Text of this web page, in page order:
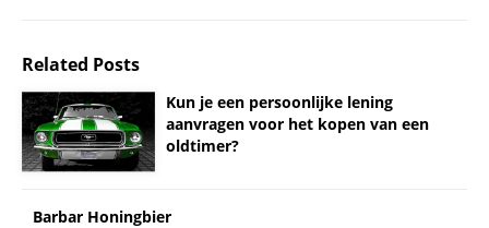
Related Posts
Kun je een persoonlijke lening
aanvragen voor het kopen van een
oldtimer?
Barbar Honingbier